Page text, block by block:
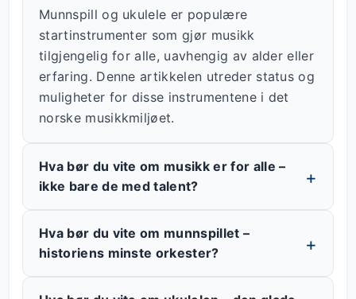
Munnspill og ukulele er populære
startinstrumenter som gjør musikk
tilgjengelig for alle, uavhengig av alder eller
erfaring. Denne artikkelen utreder status og
muligheter for disse instrumentene i det
norske musikkmiljøet.
Hva bør du vite om musikk er for alle –
ikke bare de med talent?
Hva bør du vite om munnspillet –
historiens minste orkester?